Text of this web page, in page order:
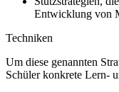
Entwicklung von
Techniken
Um diese genannten
Schüler konkrete Lern-